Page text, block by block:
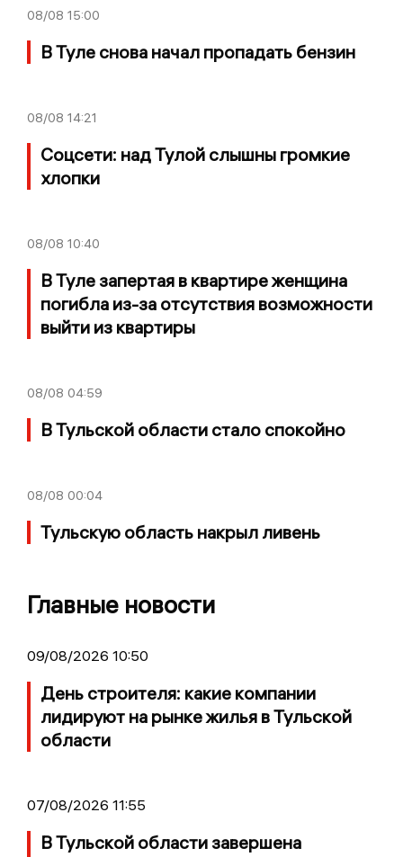
08/08 15:00
В Туле снова начал пропадать бензин
08/08 14:21
Соцсети: над Тулой слышны громкие
хлопки
08/08 10:40
В Туле запертая в квартире женщина
погибла из-за отсутствия возможности
выйти из квартиры
08/08 04:59
В Тульской области стало спокойно
08/08 00:04
Тульскую область накрыл ливень
Главные новости
09/08/2026 10:50
День строителя: какие компании
лидируют на рынке жилья в Тульской
области
07/08/2026 11:55
В Тульской области завершена